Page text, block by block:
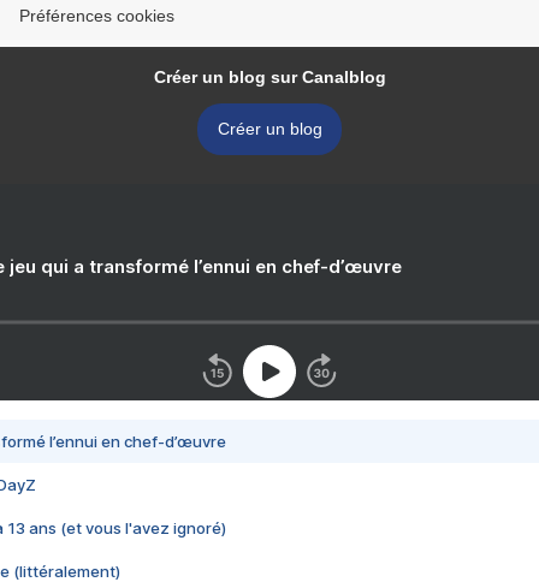
Préférences cookies
Créer un blog sur Canalblog
Créer un blog
jeu qui a transformé l’ennui en chef-d’œuvre
l’ennui en chef-d’œuvre
13 ans (et vous l'avez ignoré)
(littéralement)